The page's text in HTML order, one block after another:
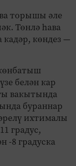
торышы әле
Төнлә һава
кадәр, көндез —
белән кар
вакытында
бураннар
ихтималы
градус,
-8 градуска